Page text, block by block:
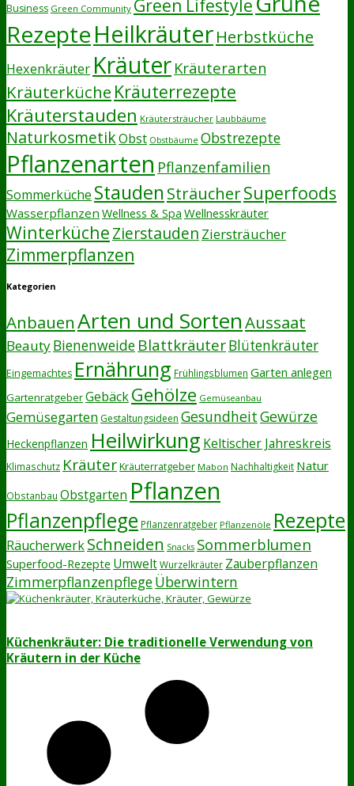
Business Green Community Green Lifestyle
RezepteHeilkräuterHerbstküche
Hexenkräuter Kräuter Kräuterarten
Kräuterküche Kräuterrezepte
Kräuterstauden Kräutersträucher Laubbäume
NaturkosmetikObst Obstbäume Obstrezepte
Pflanzenarten Pflanzenfamilien
Sommerküche Stauden SträucherSuperfoods
Wasserpflanzen Wellness & Spa Wellnesskräuter
WinterkücheZierstauden Ziersträucher
Zimmerpflanzen
Kategorien
AnbauenArten und SortenAussaat
BeautyBienenweide BlattkräuterBlütenkräuter
Eingemachtes Ernährung Frühlingsblumen Garten anlegen
GartenratgeberGebäckGehölze Gemüseanbau
Gemüsegarten Gestaltungsideen GesundheitGewürze
Heckenpflanzen Heilwirkung Keltischer Jahreskreis
Klimaschutz KräuterKräuterratgeber Mabon Nachhaltigkeit Natur
Obstanbau Obstgarten Pflanzen
Pflanzenpflege Pflanzenratgeber Pflanzenöle Rezepte
RäucherwerkSchneiden Snacks Sommerblumen
Superfood-Rezepte UmweltWurzelkräuter Zauberpflanzen
ZimmerpflanzenpflegeÜberwintern
Küchenkräuter: Die traditionelle Verwendung von
Kräutern in der Küche